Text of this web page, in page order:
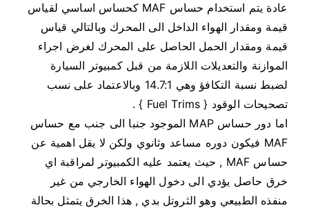
عادة يتم استخدام حساس MAF كحساس اساسي لقياس
قيمة ومقدار الهواء الداخل الى المحرك وبالتالي قياس
قيمة ومقدار الحمل الحاصل على المحرك لغرض اجراء
الموازنة والتعديلات اللازمة من قبل كمبيوتر السيارة
لضبط نسبة التكافؤ وهي 14.7:1 وبالاعتماد على نسب
تصحيحات الوقود { Fuel Trims } .
اما دور حساس MAP الموجود جنبا الى جنب مع حساس
MAF فيكون دوره مساعد وثانوي ولكن لا يقل اهمية عن
حساس MAF , حيث يعتمد عليه الكمبيوتر لمراقبة اي
خرق حاصل يؤدي الى دخول الهواء الخارجي من غير
منفذه الطبيعي وهو الثروتل بدي , هذا الخرق يتمثل بحالة